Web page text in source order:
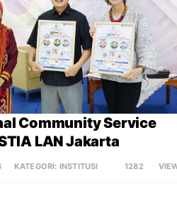
Community Service
LAN Jakarta
KATEGORI: INSTITUSI 1282